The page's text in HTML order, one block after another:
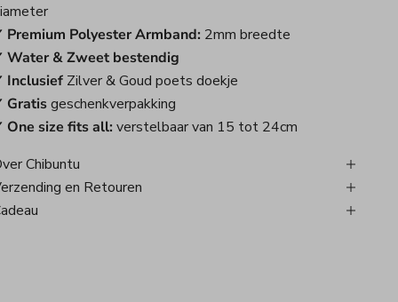
Premium Polyester Armband: 2mm breedte
Water & Zweet bestendig
Inclusief Zilver & Goud poets doekje
Gratisgeschenkverpakking
One size fits all: verstelbaar van 15 tot 24cm
Chibuntu
en Retouren